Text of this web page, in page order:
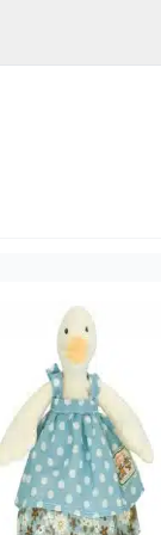
,Speenhouders